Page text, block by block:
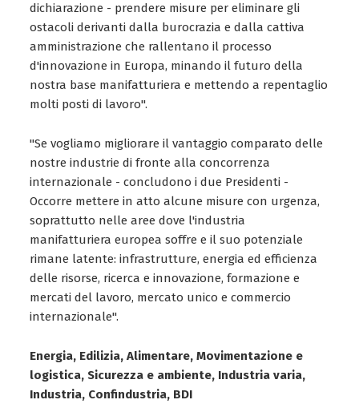
dichiarazione - prendere misure per eliminare gli
ostacoli derivanti dalla burocrazia e dalla cattiva
amministrazione che rallentano il processo
d'innovazione in Europa, minando il futuro della
nostra base manifatturiera e mettendo a repentaglio
molti posti di lavoro".
"Se vogliamo migliorare il vantaggio comparato delle
nostre industrie di fronte alla concorrenza
internazionale - concludono i due Presidenti -
Occorre mettere in atto alcune misure con urgenza,
soprattutto nelle aree dove l'industria
manifatturiera europea soffre e il suo potenziale
rimane latente: infrastrutture, energia ed efficienza
delle risorse, ricerca e innovazione, formazione e
mercati del lavoro, mercato unico e commercio
internazionale".
Energia, Edilizia, Alimentare, Movimentazione e
logistica, Sicurezza e ambiente, Industria varia,
Industria, Confindustria, BDI